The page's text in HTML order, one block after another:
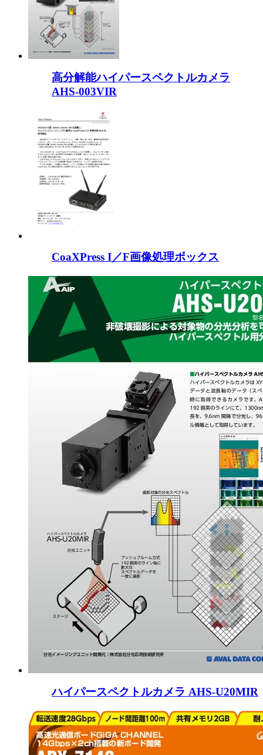
高分解能ハイパースペクトルカメラ
AHS-003VIR
CoaXPress I／F画像処理ボックス
ハイパースペクトルカメラ AHS-U20MIR